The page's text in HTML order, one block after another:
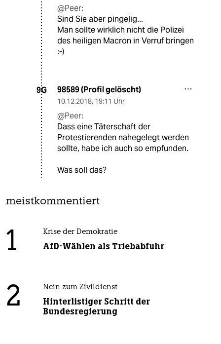
@Peer:
Sind Sie aber pingelig...
Man sollte wirklich nicht die Polizei
des heiligen Macron in Verruf bringen
:-)
9G 98589 (Profil gelöscht)
10.12.2018, 19:11 Uhr
@Peer:
Dass eine Täterschaft der
Protestierenden nahegelegt werden
sollte, habe ich auch so empfunden.
Was soll das?
meistkommentiert
1 Krise der Demokratie
AfD-Wählen als Triebabfuhr
2 Nein zum Zivildienst
Hinterlistiger Schritt der
Bundesregierung